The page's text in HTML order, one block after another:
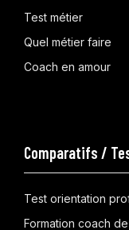
Test métier
Quel métier faire
Coach en amour
Comparatifs /
Test orientation
Formation coach